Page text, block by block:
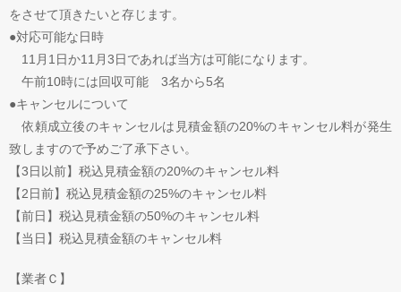
をさせて頂きたいと存じます。
●対応可能な日時
11月1日か11月3日であれば当方は可能になります。
午前10時には回収可能 3名から5名
●キャンセルについて
依頼成立後のキャンセルは見積金額の20%のキャンセル料が発生
致しますので予めご了承下さい。
【3日以前】税込見積金額の20%のキャンセル料
【2日前】税込見積金額の25%のキャンセル料
【前日】税込見積金額の50%のキャンセル料
【当日】税込見積金額のキャンセル料
【業者Ｃ】